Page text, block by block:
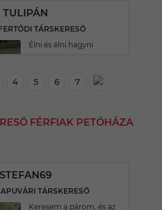
TULIPÁN
TÁRSKERESŐ
Élni és élni hagyni
4 5 6 7
FÉRFIAK PETŐHÁZA
STEFAN69
TÁRSKERESŐ
Keresem a párom, és az